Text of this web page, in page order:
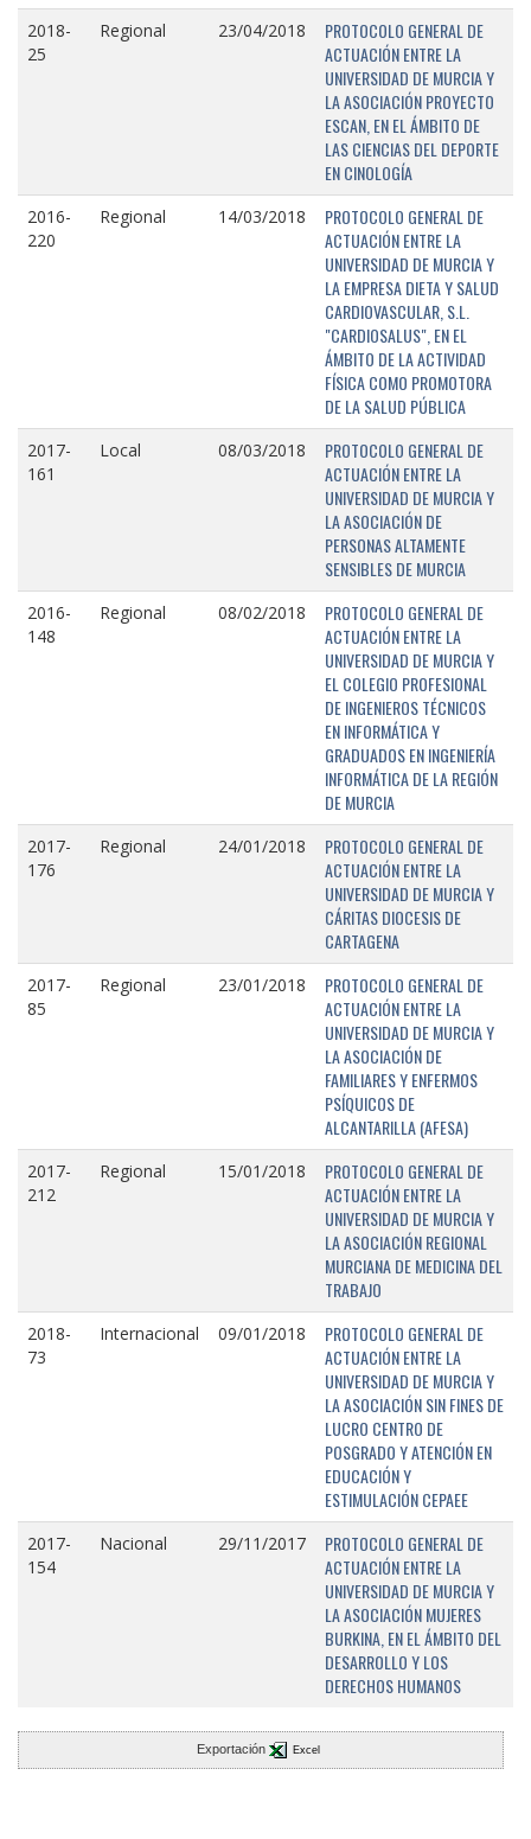
2018-
25
Regional 23/04/2018
PROTOCOLO GENERAL DE
ACTUACIÓN ENTRE LA
UNIVERSIDAD DE MURCIA Y
LA ASOCIACIÓN PROYECTO
ESCAN, EN EL ÁMBITO DE
LAS CIENCIAS DEL DEPORTE
EN CINOLOGÍA
2016-
220
Regional 14/03/2018
PROTOCOLO GENERAL DE
ACTUACIÓN ENTRE LA
UNIVERSIDAD DE MURCIA Y
LA EMPRESA DIETA Y SALUD
CARDIOVASCULAR, S.L.
"CARDIOSALUS", EN EL
ÁMBITO DE LA ACTIVIDAD
FÍSICA COMO PROMOTORA
DE LA SALUD PÚBLICA
2017-
161
Local 08/03/2018
PROTOCOLO GENERAL DE
ACTUACIÓN ENTRE LA
UNIVERSIDAD DE MURCIA Y
LA ASOCIACIÓN DE
PERSONAS ALTAMENTE
SENSIBLES DE MURCIA
2016-
148
Regional 08/02/2018
PROTOCOLO GENERAL DE
ACTUACIÓN ENTRE LA
UNIVERSIDAD DE MURCIA Y
EL COLEGIO PROFESIONAL
DE INGENIEROS TÉCNICOS
EN INFORMÁTICA Y
GRADUADOS EN INGENIERÍA
INFORMÁTICA DE LA REGIÓN
DE MURCIA
2017-
176
Regional 24/01/2018
PROTOCOLO GENERAL DE
ACTUACIÓN ENTRE LA
UNIVERSIDAD DE MURCIA Y
CÁRITAS DIOCESIS DE
CARTAGENA
2017-
85
Regional 23/01/2018
PROTOCOLO GENERAL DE
ACTUACIÓN ENTRE LA
UNIVERSIDAD DE MURCIA Y
LA ASOCIACIÓN DE
FAMILIARES Y ENFERMOS
PSÍQUICOS DE
ALCANTARILLA (AFESA)
2017-
212
Regional 15/01/2018
PROTOCOLO GENERAL DE
ACTUACIÓN ENTRE LA
UNIVERSIDAD DE MURCIA Y
LA ASOCIACIÓN REGIONAL
MURCIANA DE MEDICINA DEL
TRABAJO
2018-
73
Internacional 09/01/2018
PROTOCOLO GENERAL DE
ACTUACIÓN ENTRE LA
UNIVERSIDAD DE MURCIA Y
LA ASOCIACIÓN SIN FINES DE
LUCRO CENTRO DE
POSGRADO Y ATENCIÓN EN
EDUCACIÓN Y
ESTIMULACIÓN CEPAEE
2017-
154
Nacional 29/11/2017
PROTOCOLO GENERAL DE
ACTUACIÓN ENTRE LA
UNIVERSIDAD DE MURCIA Y
LA ASOCIACIÓN MUJERES
BURKINA, EN EL ÁMBITO DEL
DESARROLLO Y LOS
DERECHOS HUMANOS
Exportación Excel